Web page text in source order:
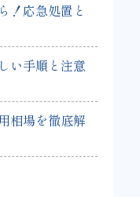
！応急処置と
い手順と注意
相場を徹底解